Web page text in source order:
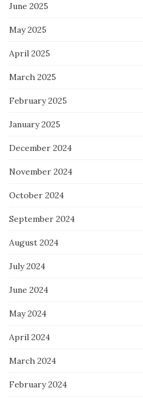
June 2025
May 2025
April 2025
March 2025
February 2025
January 2025
December 2024
November 2024
October 2024
September 2024
August 2024
July 2024
June 2024
May 2024
April 2024
March 2024
February 2024